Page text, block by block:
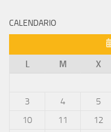
CALENDARIO
L
M X
3
4 5
10
11 12